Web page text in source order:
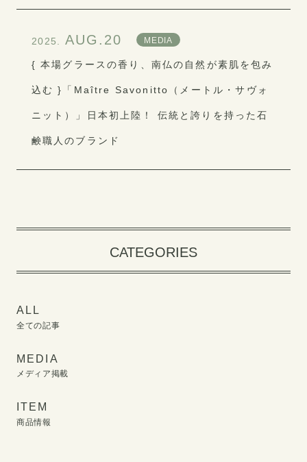
2025. AUG.20 MEDIA
{ 本場グラースの香り、南仏の自然が素肌を包み
込む }「Maître Savonitto（メートル・サヴォ
ニット）」日本初上陸！ 伝統と誇りを持った石
鹸職人のブランド
CATEGORIES
ALL
全ての記事
MEDIA
メディア掲載
ITEM
商品情報